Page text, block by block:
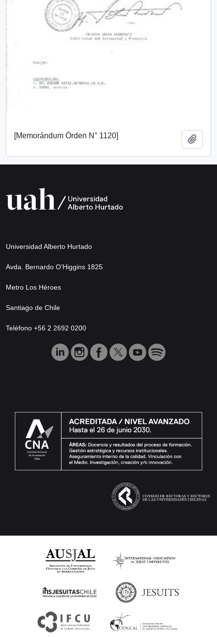
[Memorándum Órden N° 1120]
Universidad Alberto Hurtado
Avda. Bernardo O’Higgins 1825
Metro Los Héroes
Santiago de Chile
Teléfono +56 2 2692 0200